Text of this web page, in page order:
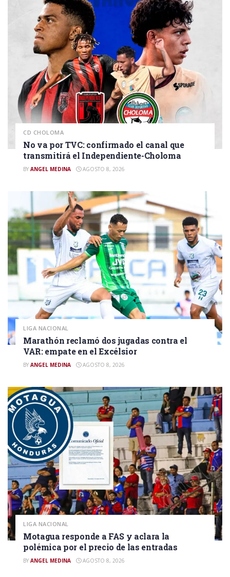
CD CHOLOMA
No va por TVC: confirmado el canal que
transmitirá el Independiente-Choloma
BY ANGEL MEDINA AGOSTO 8, 2026
LIGA NACIONAL
Marathón reclamó dos jugadas contra el
VAR: empate en el Excélsior
BY ANGEL MEDINA AGOSTO 8, 2026
LIGA NACIONAL
Motagua responde a FAS y aclara la
polémica por el precio de las entradas
BY ANGEL MEDINA AGOSTO 8, 2026